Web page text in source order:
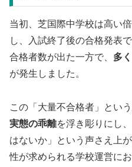
当初、芝国際中学校は高い
し、入試終了後の合格発表
合格者数が出た一方で、 多
が発生しました。
この「大量不合格者」という
実態の乖離を浮き彫りにし
はないか」という声さえ上
性が求められる学校運営に